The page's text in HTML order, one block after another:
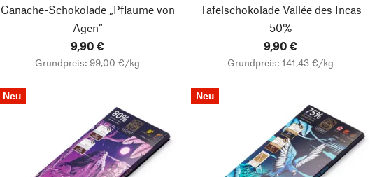
Ganache-Schokolade „Pflaume von
Agen“
9,90 €
Grundpreis: 99,00 €/kg
Tafelschokolade Vallée des Incas
50%
9,90 €
Grundpreis: 141,43 €/kg
Neu Neu